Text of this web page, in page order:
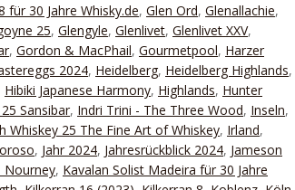
für 30 Jahre Whisky.de, Glen Ord, Glenallachie,
25, Glengyle, Glenlivet, Glenlivet XXV,
, Gordon & MacPhail, Gourmetpool, Harzer
2024, Heidelberg, Heidelberg Highlands,
Hibiki Japanese Harmony, Highlands, Hunter
Sansibar, Indri Trini - The Three Wood, Inseln,
Whiskey 25 The Fine Art of Whiskey, Irland,
, Jahr 2024, Jahresrückblick 2024, Jameson
Nourney, Kavalan Solist Madeira für 30 Jahre